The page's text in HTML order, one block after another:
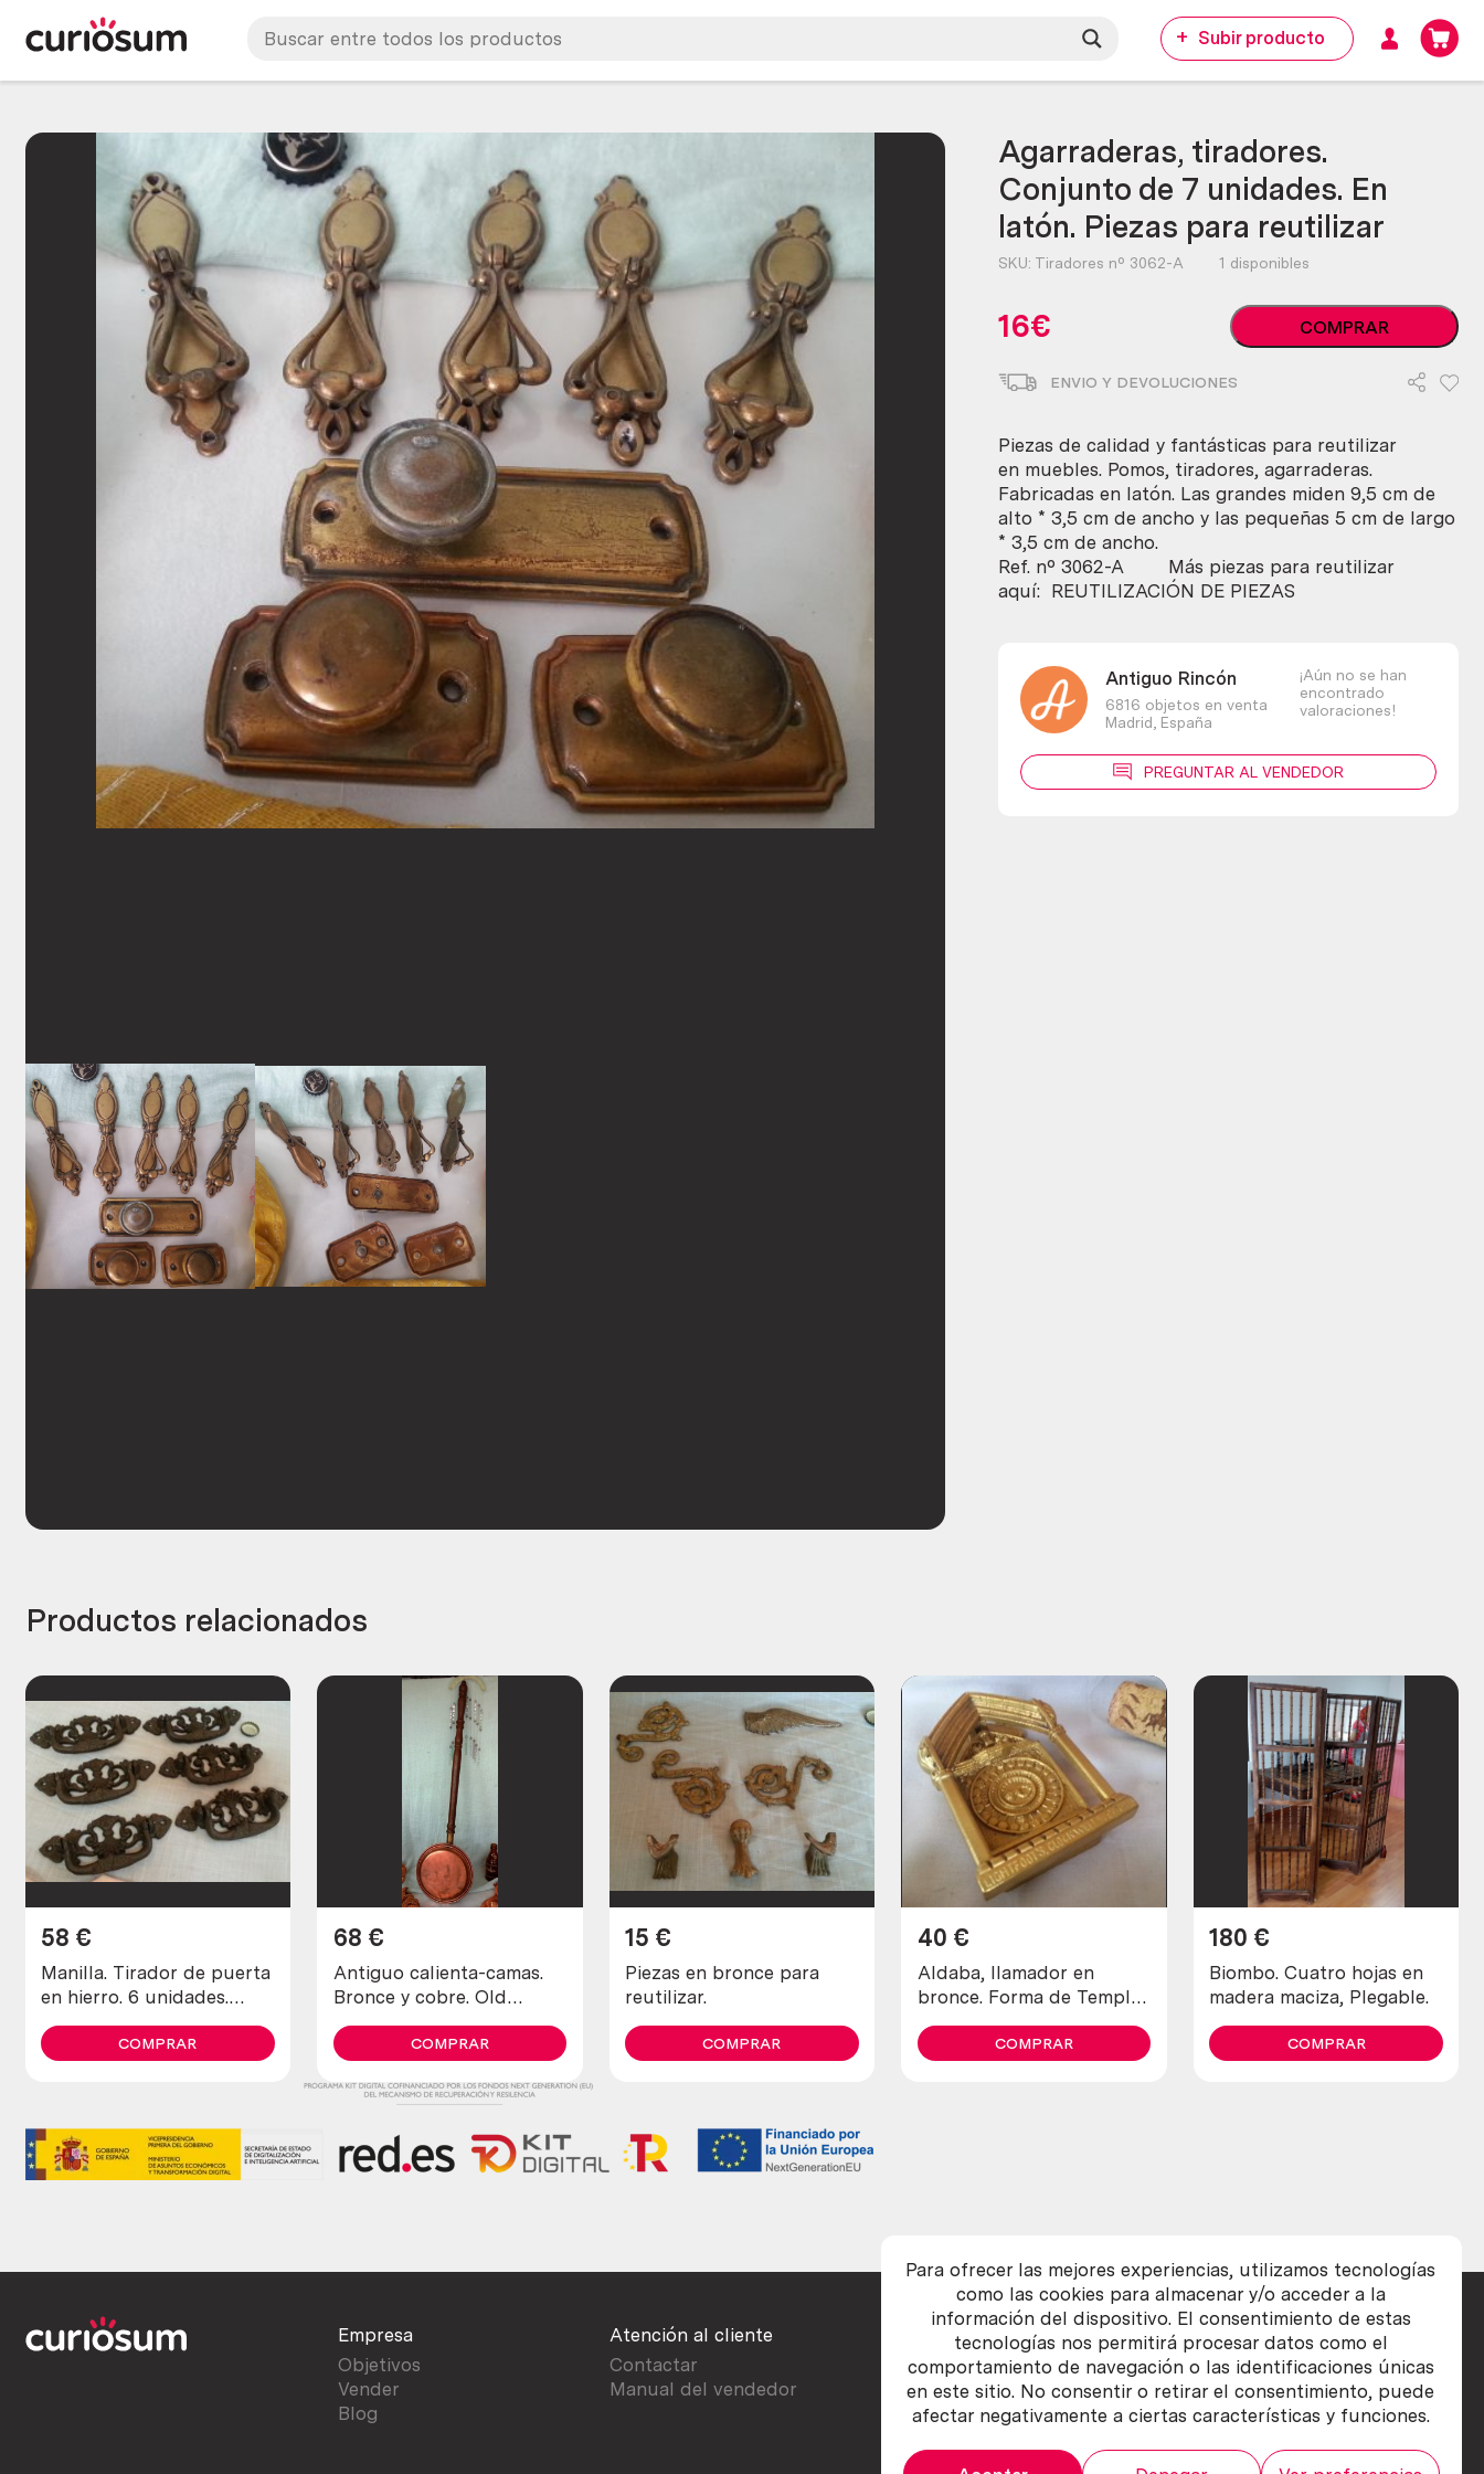
Para ofrecer las mejores experiencias, utilizamos tecnologías
como las cookies para almacenar y/o acceder a la
información del dispositivo. El consentimiento de estas
tecnologías nos permitirá procesar datos como el
comportamiento de navegación o las identificaciones únicas
en este sitio. No consentir o retirar el consentimiento, puede
afectar negativamente a ciertas características y funciones.
Subir producto
Agarraderas, tiradores.
Conjunto de 7 unidades. En
latón. Piezas para reutilizar
SKU: Tiradores nº 3062-A 1 disponibles
16€
Agarraderas,
tiradores.
de
unidades.
En
latón.
Piezas
para
reutilizar
cantidad
COMPRAR
ENVIO Y DEVOLUCIONES
Piezas de calidad y fantásticas para reutilizar
en muebles. Pomos, tiradores, agarraderas.
Fabricadas en latón. Las grandes miden 9,5 cm de
alto * 3,5 cm de ancho y las pequeñas 5 cm de largo
* 3,5 cm de ancho.
Ref. nº 3062-A Más piezas para reutilizar
aquí: REUTILIZACIÓN DE PIEZAS
Antiguo Rincón
6816 objetos en venta
Madrid, España
¡Aún no se han
encontrado
valoraciones!
PREGUNTAR AL VENDEDOR
Productos relacionados
Manilla. Tirador de puerta
en hierro. 6 unidades.
Nuevos, a estrenar.
58 €
COMPRAR
Antiguo calienta-camas.
Bronce y cobre. Old
warming pans. Brass and
copper
68 €
COMPRAR
Piezas en bronce para
reutilizar.
15 €
COMPRAR
Aldaba, llamador en
bronce. Forma de Templo.
Muy curiosa.
40 €
COMPRAR
Biombo. Cuatro hojas en
madera maciza, Plegable.
180 €
COMPRAR
Empresa
Objetivos
Vender
Blog
Atención al cliente
Contactar
Manual del vendedor